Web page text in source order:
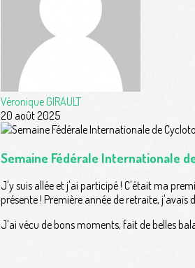
Véronique GIRAULT
20 août 2025
Semaine Fédérale Internationale
J'y suis allée et j'ai participé ! C'était ma
présente ! Première année de retraite,
J'ai vécu de bons moments, fait de belles